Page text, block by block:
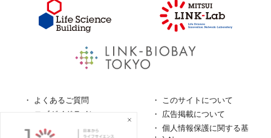
よくあるご質問
このサイトについて
ロゴガイドライン
広告掲載について
特定商取引法に基づく表
個人情報保護に関する基